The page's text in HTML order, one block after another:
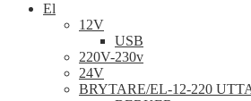
El
12V
USB
220V-230v
24V
BRYTARE/EL-12-220